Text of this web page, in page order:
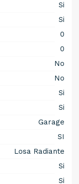
Si
Si
0
0
No
No
Si
Si
Garage
SI
Losa Radiante
Si
Si